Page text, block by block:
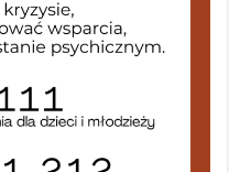
na wrzesień